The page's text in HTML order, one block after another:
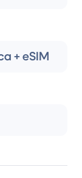
+ eSIM